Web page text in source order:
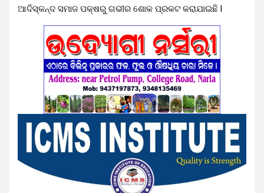
ଆଦିସ୍କନ୍ଦ ସମାଜ ପକ୍ଷରୁ ଗଭୀର ଶୋକ ପ୍ରକଟ କରାଯାଇଛି l